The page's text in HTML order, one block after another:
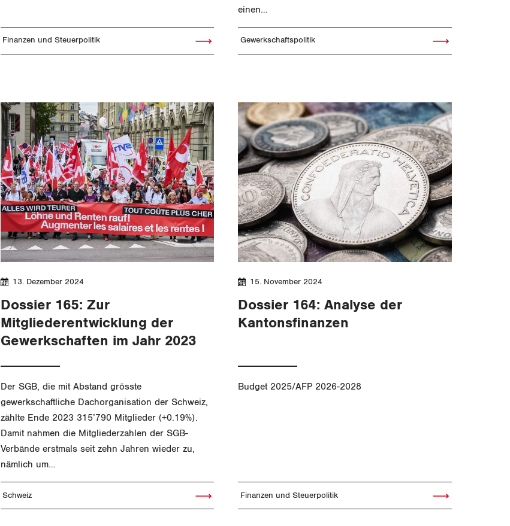
Finanzen und Steuerpolitik
Artikel lesen
einen…
Gewerkschaftspolitik
Artikel lesen
Dossier 165: Zur
Mitgliederentwicklung der
Gewerkschaften im Jahr 2023
13. Dezember 2024
Der SGB, die mit Abstand grösste
gewerkschaftliche Dachorganisation der Schweiz,
zählte Ende 2023 315’790 Mitglieder (+0.19%).
Damit nahmen die Mitgliederzahlen der SGB-
Verbände erstmals seit zehn Jahren wieder zu,
nämlich um…
Schweiz
Artikel lesen
Dossier 164: Analyse der
Kantonsfinanzen
15. November 2024
Budget 2025/AFP 2026-2028
Finanzen und Steuerpolitik
Artikel lesen